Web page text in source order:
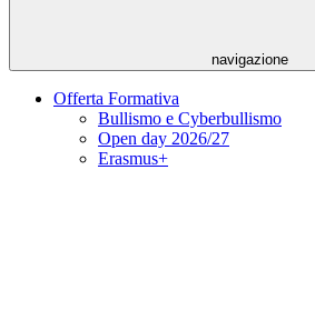
navigazione
Offerta Formativa
Bullismo e Cyberbullismo
Open day 2026/27
Erasmus+